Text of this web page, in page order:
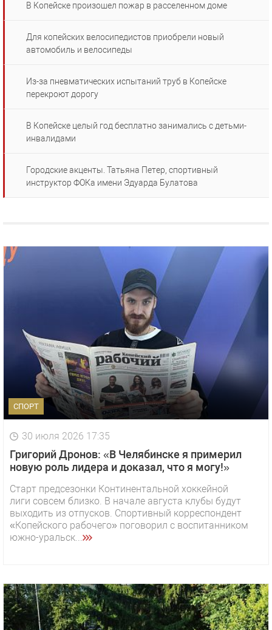
В Копейске произошел пожар в расселенном доме
Для копейских велосипедистов приобрели новый
автомобиль и велосипеды
Из-за пневматических испытаний труб в Копейске
перекроют дорогу
В Копейске целый год бесплатно занимались с детьми-
инвалидами
Городские акценты. Татьяна Петер, спортивный
инструктор ФОКа имени Эдуарда Булатова
СПОРТ
30 июля 2026 17:35
Григорий Дронов: «В Челябинске я примерил
новую роль лидера и доказал, что я могу!»
Старт предсезонки Континентальной хоккейной
лиги совсем близко. В начале августа клубы будут
выходить из отпусков. Спортивный корреспондент
«Копейского рабочего» поговорил с воспитанником
южно-уральск...